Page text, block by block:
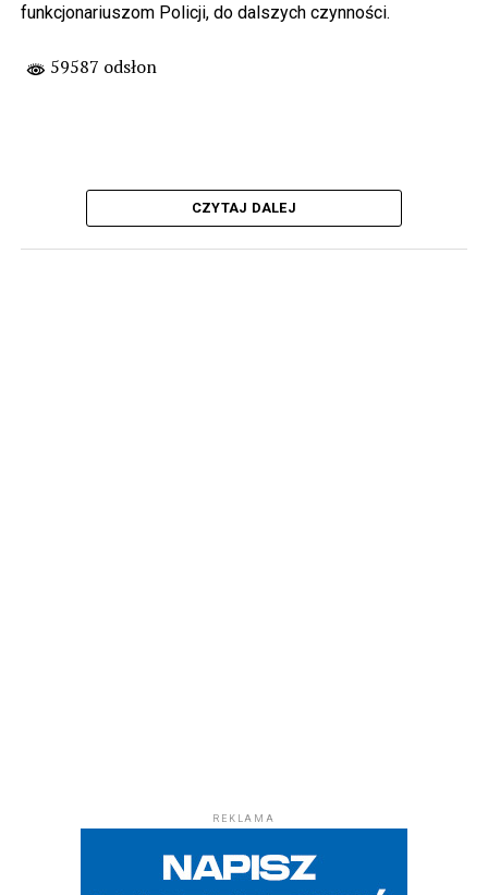
funkcjonariuszom Policji, do dalszych czynności.
59587 odsłon
CZYTAJ DALEJ
REKLAMA